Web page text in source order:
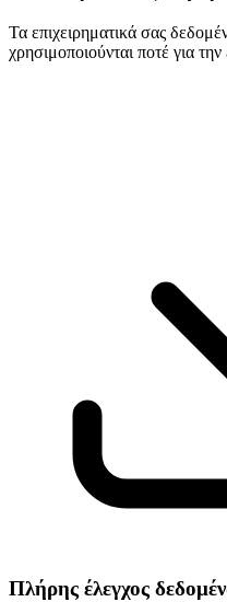
Τα επιχειρηματικά σας
χρησιμοποιούνται ποτέ για
Πλήρης έλεγχος